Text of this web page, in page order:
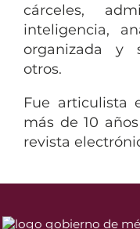
cárceles,
inteligencia,
organizada y
otros.
Fue articulista
más de 10
revista